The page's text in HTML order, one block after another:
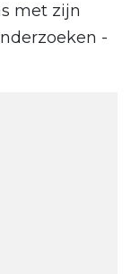
met zijn
-